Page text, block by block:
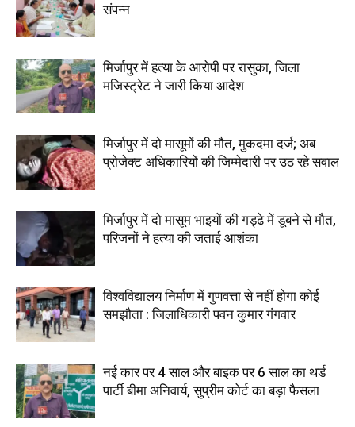
संपन्न
मिर्जापुर में हत्या के आरोपी पर रासुका, जिला
मजिस्ट्रेट ने जारी किया आदेश
मिर्जापुर में दो मासूमों की मौत, मुकदमा दर्ज; अब
प्रोजेक्ट अधिकारियों की जिम्मेदारी पर उठ रहे सवाल
मिर्जापुर में दो मासूम भाइयों की गड्ढे में डूबने से मौत,
परिजनों ने हत्या की जताई आशंका
विश्वविद्यालय निर्माण में गुणवत्ता से नहीं होगा कोई
समझौता : जिलाधिकारी पवन कुमार गंगवार
नई कार पर 4 साल और बाइक पर 6 साल का थर्ड
पार्टी बीमा अनिवार्य, सुप्रीम कोर्ट का बड़ा फैसला